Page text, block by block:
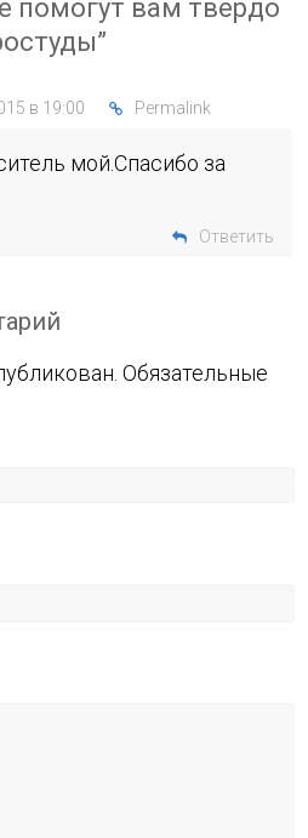
помогут вам твёрдо
”
в 19:00 Permalink
мой.Спасибо за
Ответить
Обязательные